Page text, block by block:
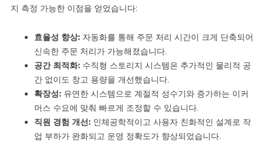
지 측정 가능한 이점을 얻었습니다:
효율성 향상: 자동화를 통해 주문 처리 시간이 크게 단축되어
신속한 주문 처리가 가능해졌습니다.
공간 최적화: 수직형 스토리지 시스템은 추가적인 물리적 공
간 없이도 창고 용량을 개선했습니다.
확장성: 유연한 시스템으로 계절적 성수기와 증가하는 이커
머스 수요에 맞춰 빠르게 조정할 수 있습니다.
직원 경험 개선: 인체공학적이고 사용자 친화적인 설계로 작
업 부하가 완화되고 운영 정확도가 향상되었습니다.